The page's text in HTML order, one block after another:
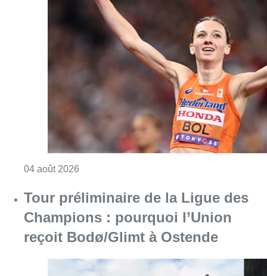
Consulter l'article "Mémorial Van Damme :
Tour préliminaire de la Ligue des
Champions : pourquoi l’Union
reçoit Bodø/Glimt à Ostende